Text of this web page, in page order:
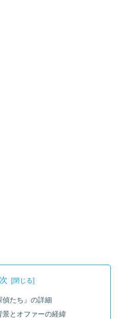
たち』の詳細
とオファーの経緯